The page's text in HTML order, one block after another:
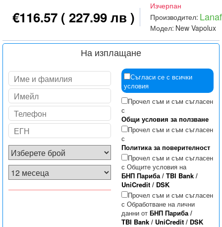
€116.57 ( 227.99 лв )
Изчерпан
Производител:
Модел: New Vapolux
На изплащане
Съгласи се с всички
условия
Прочел съм и съм съгласен
с
Общи условия за ползване
Прочел съм и съм съгласен
с
Политика за поверителност
Прочел съм и съм съгласен
с Общите условия на
БНП Париба/ TBI Bank/
UniCredit/ DSK
Прочел съм и съм съгласен
с Обработване на лични
данни от БНП Париба/
TBI Bank/ UniCredit/ DSK